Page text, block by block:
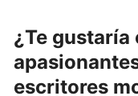
¿Te
escritores